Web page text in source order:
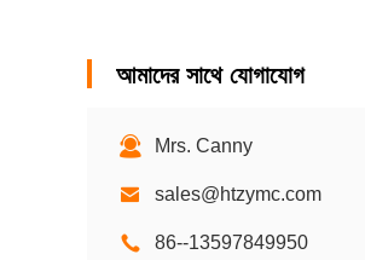
আমাদের সাথে যোগাযোগ
Mrs. Canny
sales@htzymc.com
86--13597849950